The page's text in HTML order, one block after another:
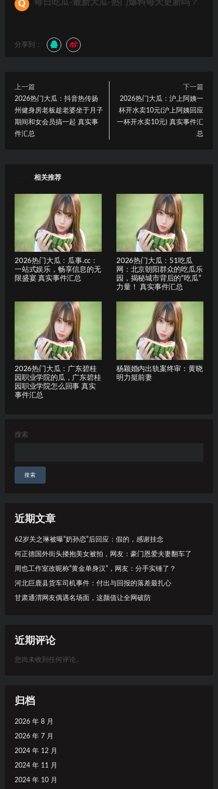
每日吃瓜-最新大瓜-热门爆料每天更新吗？
分享到：
上一篇
2026热门大瓜：抖音热传扬
州健身房老板趁老婆坐于月子
期间和女会员搞一起 真实事
件汇总
下一篇
2026热门大瓜：沪上阿姨一
杯开水卖10元(沪上阿姨回应
一杯开水卖10元) 真实事件汇
总
相关推荐
2026热门大瓜：瓜事.cc：
一站式娱乐，畅享信息的无
限盛宴 真实事件汇总
2026热门大瓜：51吃瓜
网：北京朝阳群众的吃瓜乐
园，揭秘城市背后的“吃瓜”
力量！ 真实事件汇总
2026热门大瓜：广东碧桂
园职业学院的瓜，广东碧桂
园职业学院怎么回事 真实
事件汇总
杨颖婚内出轨案终审：黄晓
明力挺前妻
搜索
搜索
近期文章
62岁关之琳被曝”奶孙恋”后回应：假的，感谢挂念
何正德国外街头搂抱美女被拍，网友：豪门恩爱夫妻翻车了
周也工作室改昵称”黄金单身汉”，网友：分手实锤了？
河北巨鹿县货车司机事件：付出与回报的落差最扎心
甘肃通渭网友偶遇名场面，这颜值让全网破防
近期评论
您尚未收到任何评论。
归档
2026 年 8 月
2026 年 7 月
2024 年 12 月
2024 年 11 月
2024 年 10 月